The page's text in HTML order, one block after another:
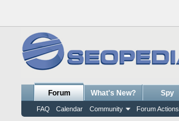
Forum
FAQ Calendar Community Forum Actions
What's New? Spy